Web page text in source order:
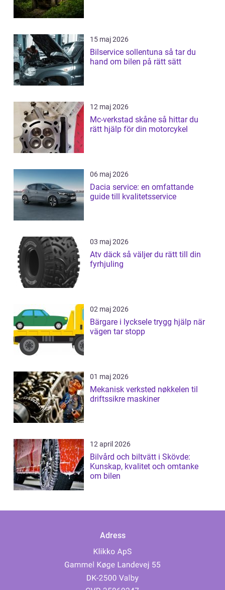
15 maj 2026
Bilservice sollentuna så tar du
hand om bilen på rätt sätt
12 maj 2026
Mc-verkstad skåne så hittar du
rätt hjälp för din motorcykel
06 maj 2026
Dacia service: en omfattande
guide till kvalitetsservice
03 maj 2026
Atv däck så väljer du rätt till din
fyrhjuling
02 maj 2026
Bärgare i lycksele trygg hjälp när
vägen tar stopp
01 maj 2026
Mekanisk verksted nøkkelen til
driftssikre maskiner
12 april 2026
Bilvård och biltvätt i Skövde:
Kunskap, kvalitet och omtanke
om bilen
Adress